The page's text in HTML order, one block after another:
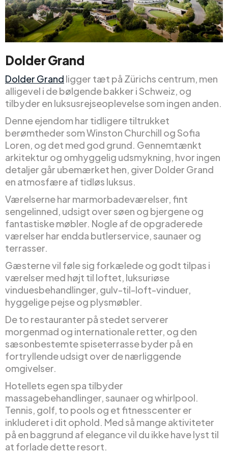
Dolder Grand
Dolder Grand ligger tæt på Zürichs centrum, men
alligevel i de bølgende bakker i Schweiz, og
tilbyder en luksusrejseoplevelse som ingen anden.
Denne ejendom har tidligere tiltrukket
berømtheder som Winston Churchill og Sofia
Loren, og det med god grund. Gennemtænkt
arkitektur og omhyggelig udsmykning, hvor ingen
detaljer går ubemærket hen, giver Dolder Grand
en atmosfære af tidløs luksus.
Værelserne har marmorbadeværelser, fint
sengelinned, udsigt over søen og bjergene og
fantastiske møbler. Nogle af de opgraderede
værelser har endda butlerservice, saunaer og
terrasser.
Gæsterne vil føle sig forkælede og godt tilpas i
værelser med højt til loftet, luksuriøse
vinduesbehandlinger, gulv-til-loft-vinduer,
hyggelige pejse og plysmøbler.
De to restauranter på stedet serverer
morgenmad og internationale retter, og den
sæsonbestemte spiseterrasse byder på en
fortryllende udsigt over de nærliggende
omgivelser.
Hotellets egen spa tilbyder
massagebehandlinger, saunaer og whirlpool.
Tennis, golf, to pools og et fitnesscenter er
inkluderet i dit ophold. Med så mange aktiviteter
på en baggrund af elegance vil du ikke have lyst til
at forlade dette resort.